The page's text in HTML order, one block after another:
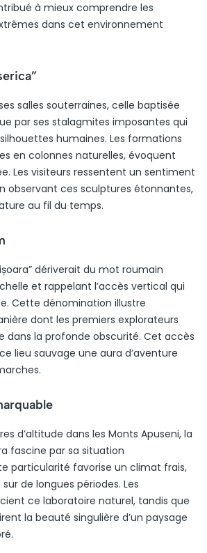
à mieux comprendre les
dans cet environnement
salles souterraines, celle baptisée
par ses stalagmites imposantes qui
humaines. Les formations
en colonnes naturelles, évoquent
Les visiteurs ressentent un sentiment
observant ces sculptures étonnantes,
au fil du temps.
dériverait du mot roumain
et rappelant l’accès vertical qui
Cette dénomination illustre
dont les premiers explorateurs
dans la profonde obscurité. Cet accès
lieu sauvage une aura d’aventure
d’altitude dans les Monts Apuseni, la
fascine par sa situation
particularité favorise un climat frais,
de longues périodes. Les
ce laboratoire naturel, tandis que
la beauté singulière d’un paysage